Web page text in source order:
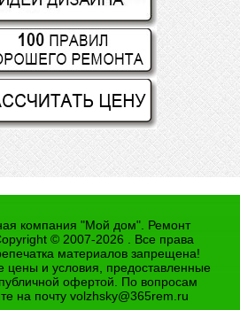
компания "Мой дом". Ремонт
© 2007-2026 . Все права
материалов запрещена!
цены и условия, предоставленные
офертой. По вопросам
на почтуvolzhsky@365rem.ru